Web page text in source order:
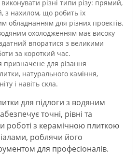
різні типи різу: прямий,
з нахилом, що робить їх
обладнанням для різних проектів.
охолодженням має високу
здатний впоратися з великими
за короткий час.
призначене для різання
натурального каміння,
і навіть скла.
для підлоги з водяним
точні, рівні та
роботі з керамічною плиткою
роблячи його
для професіоналів.